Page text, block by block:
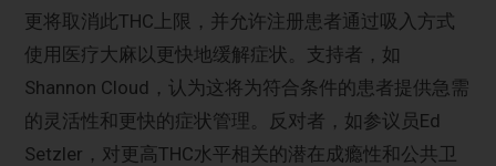
更将取消此THC上限，并允许注册患者通过吸入方式
使用医疗大麻以更快地缓解症状。支持者，如
Shannon Cloud，认为这将为符合条件的患者提供急需
的灵活性和更快的症状管理。反对者，如参议员Ed
Setzler，对更高THC水平相关的潜在成瘾性和公共卫